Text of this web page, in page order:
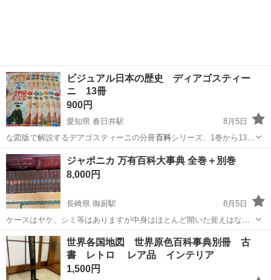
ビジュアル日本の歴史 ディアゴスティー
ニ 13冊
900円
愛知県 春日井駅
8月5日
な図版で解説するデアゴスティーニの分冊百科シリーズ、1巻から13巻
までのセットで…
愛知 春日井市 春日井駅 歴史、心理、教育
ジャポニカ 万有百科大事典 全巻＋別巻
8,000円
長崎県 御厨駅
8月5日
ケースはヤケ、シミ等はありますが中身はほとんど開いた覚えはない
ので綺麗な方だと思います！
長崎 松浦市 御厨駅 歴史、心理、教育
世界各国地図 世界原色百科事典別冊 古
書 レトロ レア品 インテリア
1,500円